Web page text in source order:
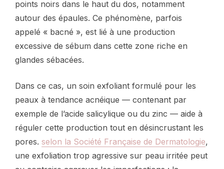
points noirs dans le haut du dos, notamment
autour des épaules. Ce phénomène, parfois
appelé « bacné », est lié à une production
excessive de sébum dans cette zone riche en
glandes sébacées.
Dans ce cas, un soin exfoliant formulé pour les
peaux à tendance acnéique — contenant par
exemple de l’acide salicylique ou du zinc — aide à
réguler cette production tout en désincrustant les
pores. selon la Société Française de Dermatologie,
une exfoliation trop agressive sur peau irritée peut